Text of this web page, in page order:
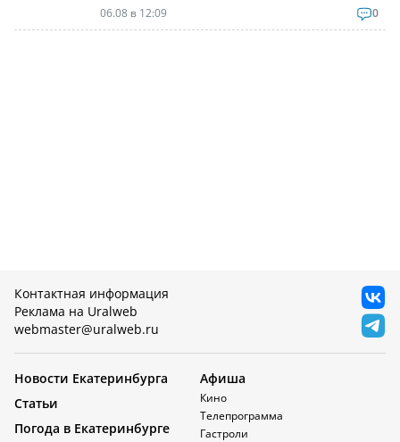
06.08 в 12:09 0
Контактная информация
Реклама на Uralweb
webmaster@uralweb.ru
Новости Екатеринбурга
Статьи
Погода в Екатеринбурге
Афиша
Кино
Телепрограмма
Гастроли